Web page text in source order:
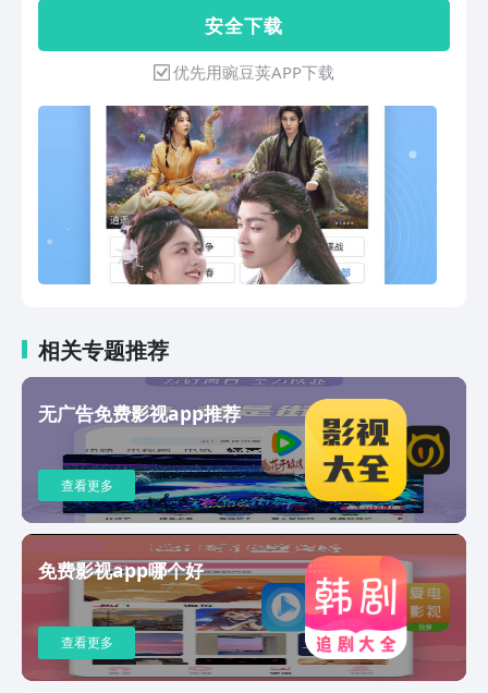
场舞、健康养生、生活小常识、军事、历
史、猎奇、体育、美食、宠物、时尚、旅
游等内容。海量视频，影视大全！你想看
的，这里都有！【热搜资源，看你所想】
《乌蒙深处》绝美！毛晓彤村秀舞台展示
苗绣；《时差一万公里》罗晋任素汐当网
红笑料百出；《沉默的荣耀》东海情报小
组往事；《陌上又花开》乡村振兴拼搏向
前；《真心英雄》实力派演绎英雄真实故
事；《孤战迷城》黄景瑜辛芷蕾谍战交
锋；《赤热》黄晓明王鸥携手创业；《超
《奔跑吧天路篇》 奔跑吧团建一起奔赴
天路；《小猪佩奇》粉红猪小妹的日常生
活！《宝贝赳赳》适龄启蒙 亲子共玩；
更多精彩，尽在百搜视频！有任何反馈和
问题，欢迎来信：fankui@baiso.com~
安 全 下 载
优先用豌豆荚APP下载
相关专题推荐
无广告免费影视app推荐
查看更多
免费影视app哪个好
查看更多